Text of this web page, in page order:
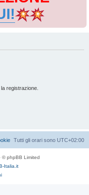
registrazione.
Tutti gli orari sono UTC+02:00
© phpBB Limited
Italia.it